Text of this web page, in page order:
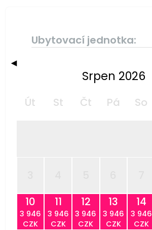
Ubytovací jednotka:
◀
Srpen 2026
Út St Čt Pá So
10
3 946
CZK
11
3 946
CZK
12
3 946
CZK
13
3 946
CZK
14
3 946
CZK